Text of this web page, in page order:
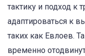
тактику и подход к
адаптироваться к
таких как Евлоев.
временно